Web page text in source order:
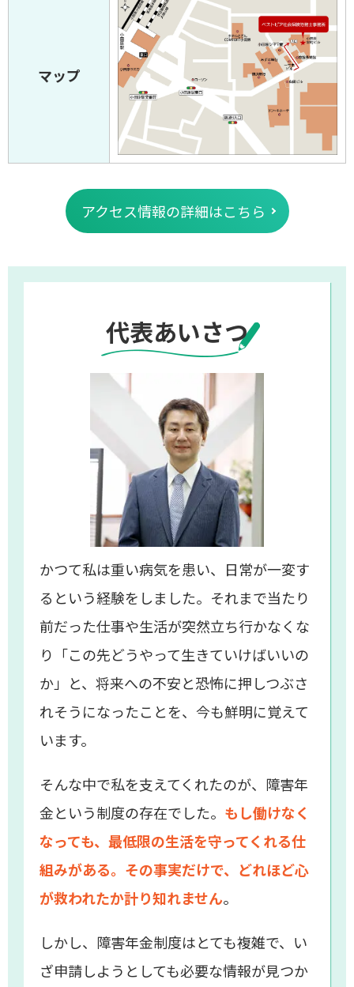
マップ
アクセス情報の詳細はこちら
代表あいさつ
かつて私は重い病気を患い、日常が一変す
るという経験をしました。それまで当たり
前だった仕事や生活が突然立ち行かなくな
り「この先どうやって生きていけばいいの
か」と、将来への不安と恐怖に押しつぶさ
れそうになったことを、今も鮮明に覚えて
います。
そんな中で私を支えてくれたのが、障害年
金という制度の存在でした。 もし働けなく
なっても、最低限の生活を守ってくれる仕
組みがある。その事実だけで、どれほど心
が救われたか計り知れません。
しかし、障害年金制度はとても複雑で、い
ざ申請しようとしても必要な情報が見つか